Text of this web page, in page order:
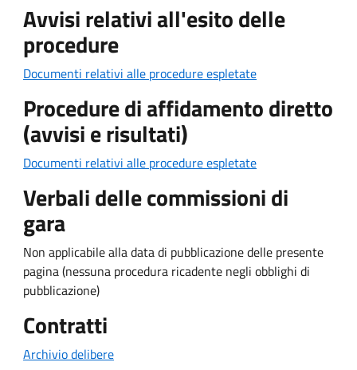
Avvisi relativi all'esito delle
procedure
Documenti relativi alle procedure espletate
Procedure di affidamento diretto
(avvisi e risultati)
Documenti relativi alle procedure espletate
Verbali delle commissioni di
gara
Non applicabile alla data di pubblicazione delle presente
pagina (nessuna procedura ricadente negli obblighi di
pubblicazione)
Contratti
Archivio delibere